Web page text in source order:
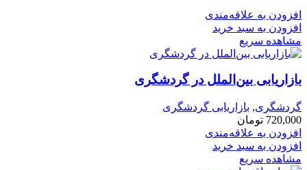
افزودن به علاقه‌مندی
افزودن به سبد خرید
مشاهده سریع
بازاریابی بین‌الملل در گردشگری
گردشگری, بازاریابی گردشگری
720,000 تومان
افزودن به علاقه‌مندی
افزودن به سبد خرید
مشاهده سریع